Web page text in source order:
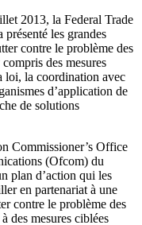
2013, la Federal Trade
les grandes
contre le problème des
des mesures
loi, la coordination avec
d’application de
de solutions
Commissioner’s Office
(Ofcom) du
plan d’action qui les
en partenariat à une
contre le problème des
des mesures ciblées